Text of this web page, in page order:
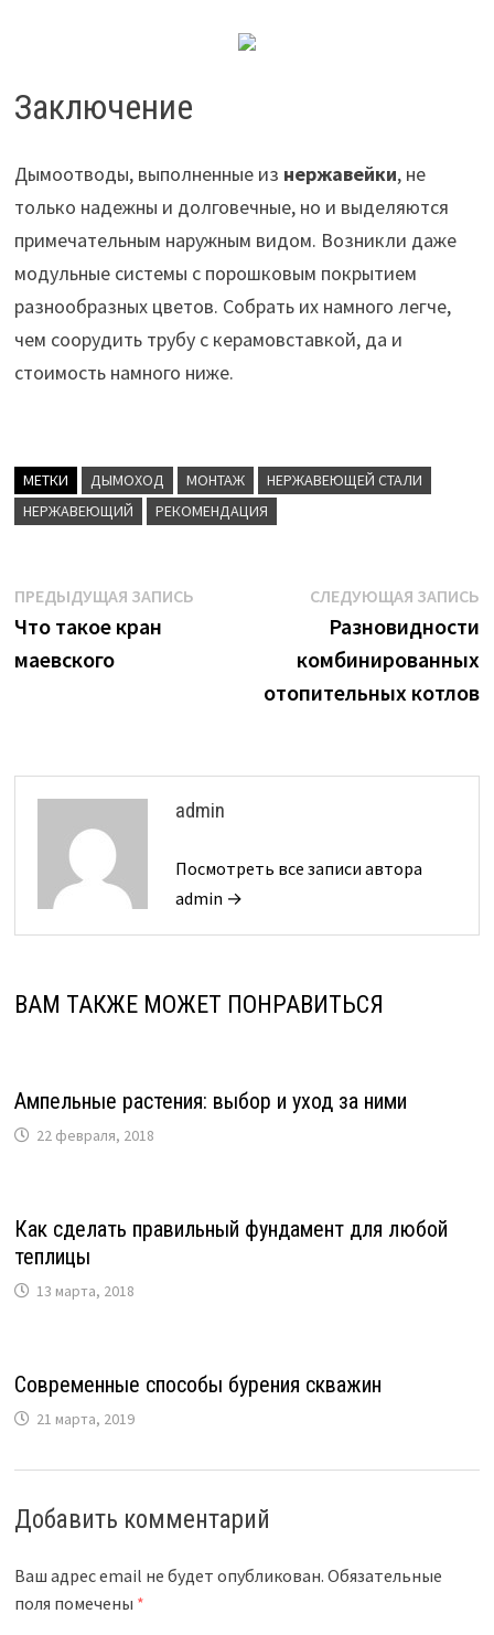
Заключение
Дымоотводы, выполненные из нержавейки, не
только надежны и долговечные, но и выделяются
примечательным наружным видом. Возникли даже
модульные системы с порошковым покрытием
разнообразных цветов. Собрать их намного легче,
чем соорудить трубу с керамовставкой, да и
стоимость намного ниже.
МЕТКИ ДЫМОХОД МОНТАЖ
НЕРЖАВЕЮЩЕЙ СТАЛИ
НЕРЖАВЕЮЩИЙ
РЕКОМЕНДАЦИЯ
Навигация
по
ПРЕДЫДУЩАЯ ЗАПИСЬПредыдущая
Что такое кран
маевского
СЛЕДУЮЩАЯ ЗАПИСЬ
Разновидности
комбинированных
отопительных котлов
admin
Посмотреть все записи автора
admin →
ВАМ ТАКЖЕ МОЖЕТ ПОНРАВИТЬСЯ
Ампельные растения: выбор и уход за ними
22 февраля, 2018
Как сделать правильный фундамент для любой
теплицы
13 марта, 2018
Современные способы бурения скважин
21 марта, 2019
Добавить комментарий
Ваш адрес email не будет опубликован. Обязательные
поля помечены *